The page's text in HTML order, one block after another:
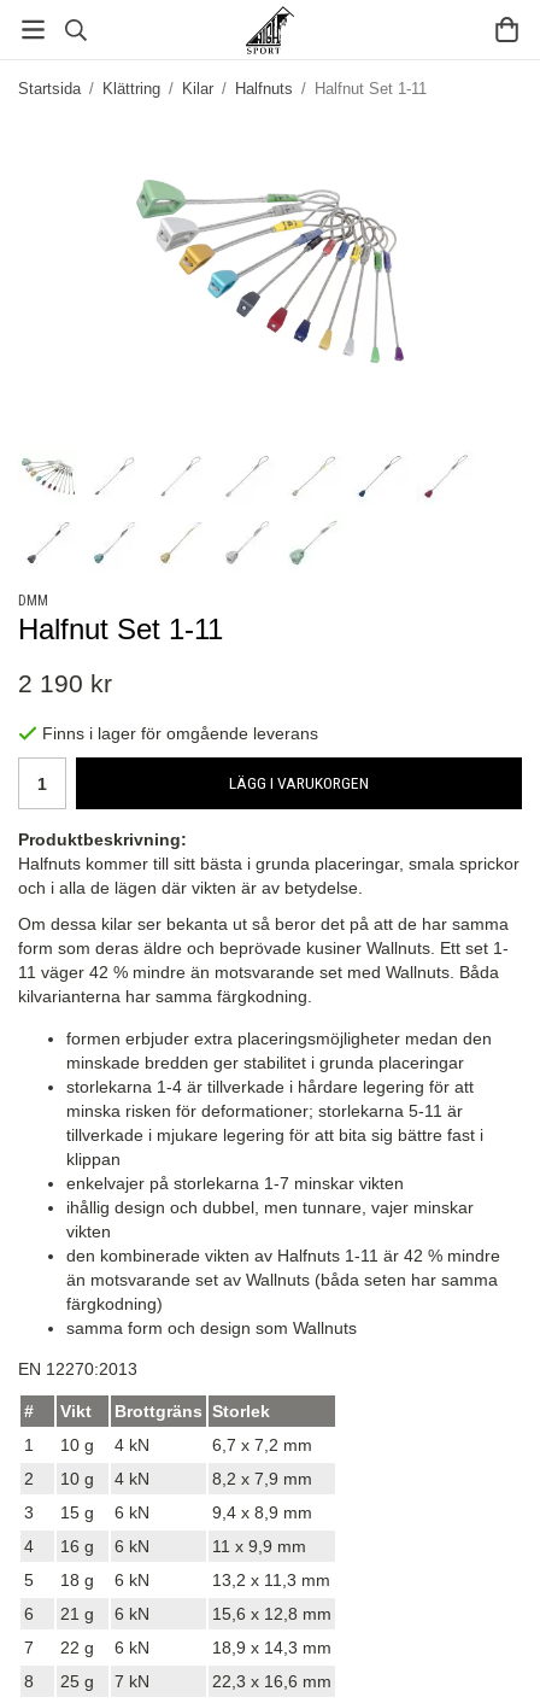
Startsida / Klättring / Kilar / Halfnuts / Halfnut Set 1-11
DMM
Halfnut Set 1-11
2 190 kr
Finns i lager för omgående leverans
LÄGG I VARUKORGEN
Produktbeskrivning:
Halfnuts kommer till sitt bästa i grunda placeringar, smala sprickor
och i alla de lägen där vikten är av betydelse.
Om dessa kilar ser bekanta ut så beror det på att de har samma
form som deras äldre och beprövade kusiner Wallnuts. Ett set 1-
11 väger 42 % mindre än motsvarande set med Wallnuts. Båda
kilvarianterna har samma färgkodning.
formen erbjuder extra placeringsmöjligheter medan den
minskade bredden ger stabilitet i grunda placeringar
storlekarna 1-4 är tillverkade i hårdare legering för att
minska risken för deformationer; storlekarna 5-11 är
tillverkade i mjukare legering för att bita sig bättre fast i
klippan
enkelvajer på storlekarna 1-7 minskar vikten
ihållig design och dubbel, men tunnare, vajer minskar
vikten
den kombinerade vikten av Halfnuts 1-11 är 42 % mindre
än motsvarande set av Wallnuts (båda seten har samma
färgkodning)
samma form och design som Wallnuts
EN 12270:2013
# Vikt Brottgräns Storlek
1
10 g 4 kN
6,7 x 7,2 mm
2
10 g 4 kN
8,2 x 7,9 mm
3
15 g 6 kN
9,4 x 8,9 mm
4
16 g 6 kN
11 x 9,9 mm
5
18 g 6 kN
13,2 x 11,3 mm
6
21 g 6 kN
15,6 x 12,8 mm
7
22 g 6 kN
18,9 x 14,3 mm
8
25 g 7 kN
22,3 x 16,6 mm